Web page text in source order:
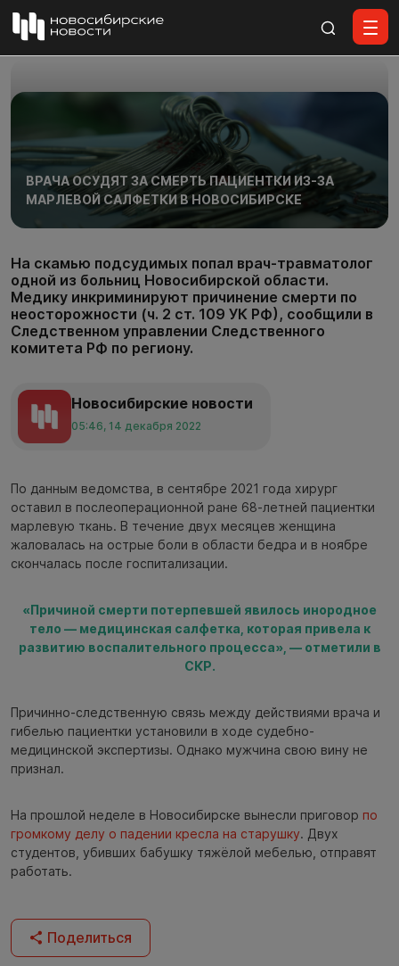
ВРАЧА ОСУДЯТ ЗА СМЕРТЬ ПАЦИЕНТКИ ИЗ-ЗА
МАРЛЕВОЙ САЛФЕТКИ В НОВОСИБИРСКЕ
На скамью подсудимых попал врач-травматолог
одной из больниц Новосибирской области.
Медику инкриминируют причинение смерти по
неосторожности (ч. 2 ст. 109 УК РФ), сообщили в
Следственном управлении Следственного
комитета РФ по региону.
Новосибирские новости
05:46, 14 декабря 2022
По данным ведомства, в сентябре 2021 года хирург
оставил в послеоперационной ране 68-летней пациентки
марлевую ткань. В течение двух месяцев женщина
жаловалась на острые боли в области бедра и в ноябре
скончалась после госпитализации.
«Причиной смерти потерпевшей явилось инородное
тело — медицинская салфетка, которая привела к
развитию воспалительного процесса», — отметили в
СКР.
Причинно-следственную связь между действиями врача и
гибелью пациентки установили в ходе судебно-
медицинской экспертизы. Однако мужчина свою вину не
признал.
На прошлой неделе в Новосибирске вынесли приговор по
громкому делу о падении кресла на старушку. Двух
студентов, убивших бабушку тяжёлой мебелью, отправят
работать.
Поделиться